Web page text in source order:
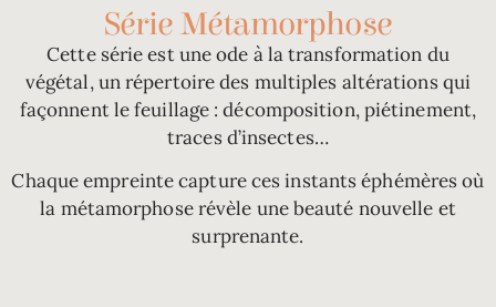
Série Métamorphose
Cette série est une ode à la transformation du
végétal, un répertoire des multiples altérations qui
façonnent le feuillage : décomposition, piétinement,
traces d’insectes…
Chaque empreinte capture ces instants éphémères où
la métamorphose révèle une beauté nouvelle et
surprenante.